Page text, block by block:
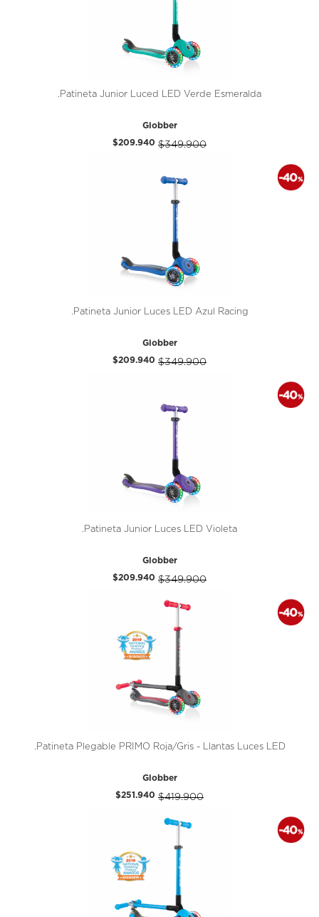
.Patineta Junior Luced LED Verde Esmeralda
Globber
$209.940 $349.900
.Patineta Junior Luces LED Azul Racing
Globber
$209.940 $349.900
.Patineta Junior Luces LED Violeta
Globber
$209.940 $349.900
.Patineta Plegable PRIMO Roja/Gris - Llantas Luces LED
Globber
$251.940 $419.900